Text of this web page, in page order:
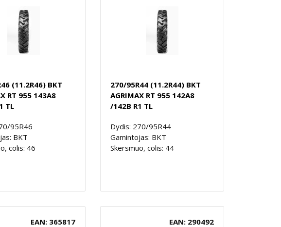
(11.2R46) BKT
RT 955 143A8
TL
95R46
BKT
colis: 46
270/95R44 (11.2R44) BKT
AGRIMAX RT 955 142A8
/142B R1 TL
Dydis: 270/95R44
Gamintojas: BKT
Skersmuo, colis: 44
EAN: 365817 EAN: 290492